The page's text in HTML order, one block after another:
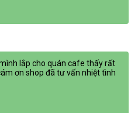
lắp cho quán cafe thấy rất
ơn shop đã tư vấn nhiệt tình